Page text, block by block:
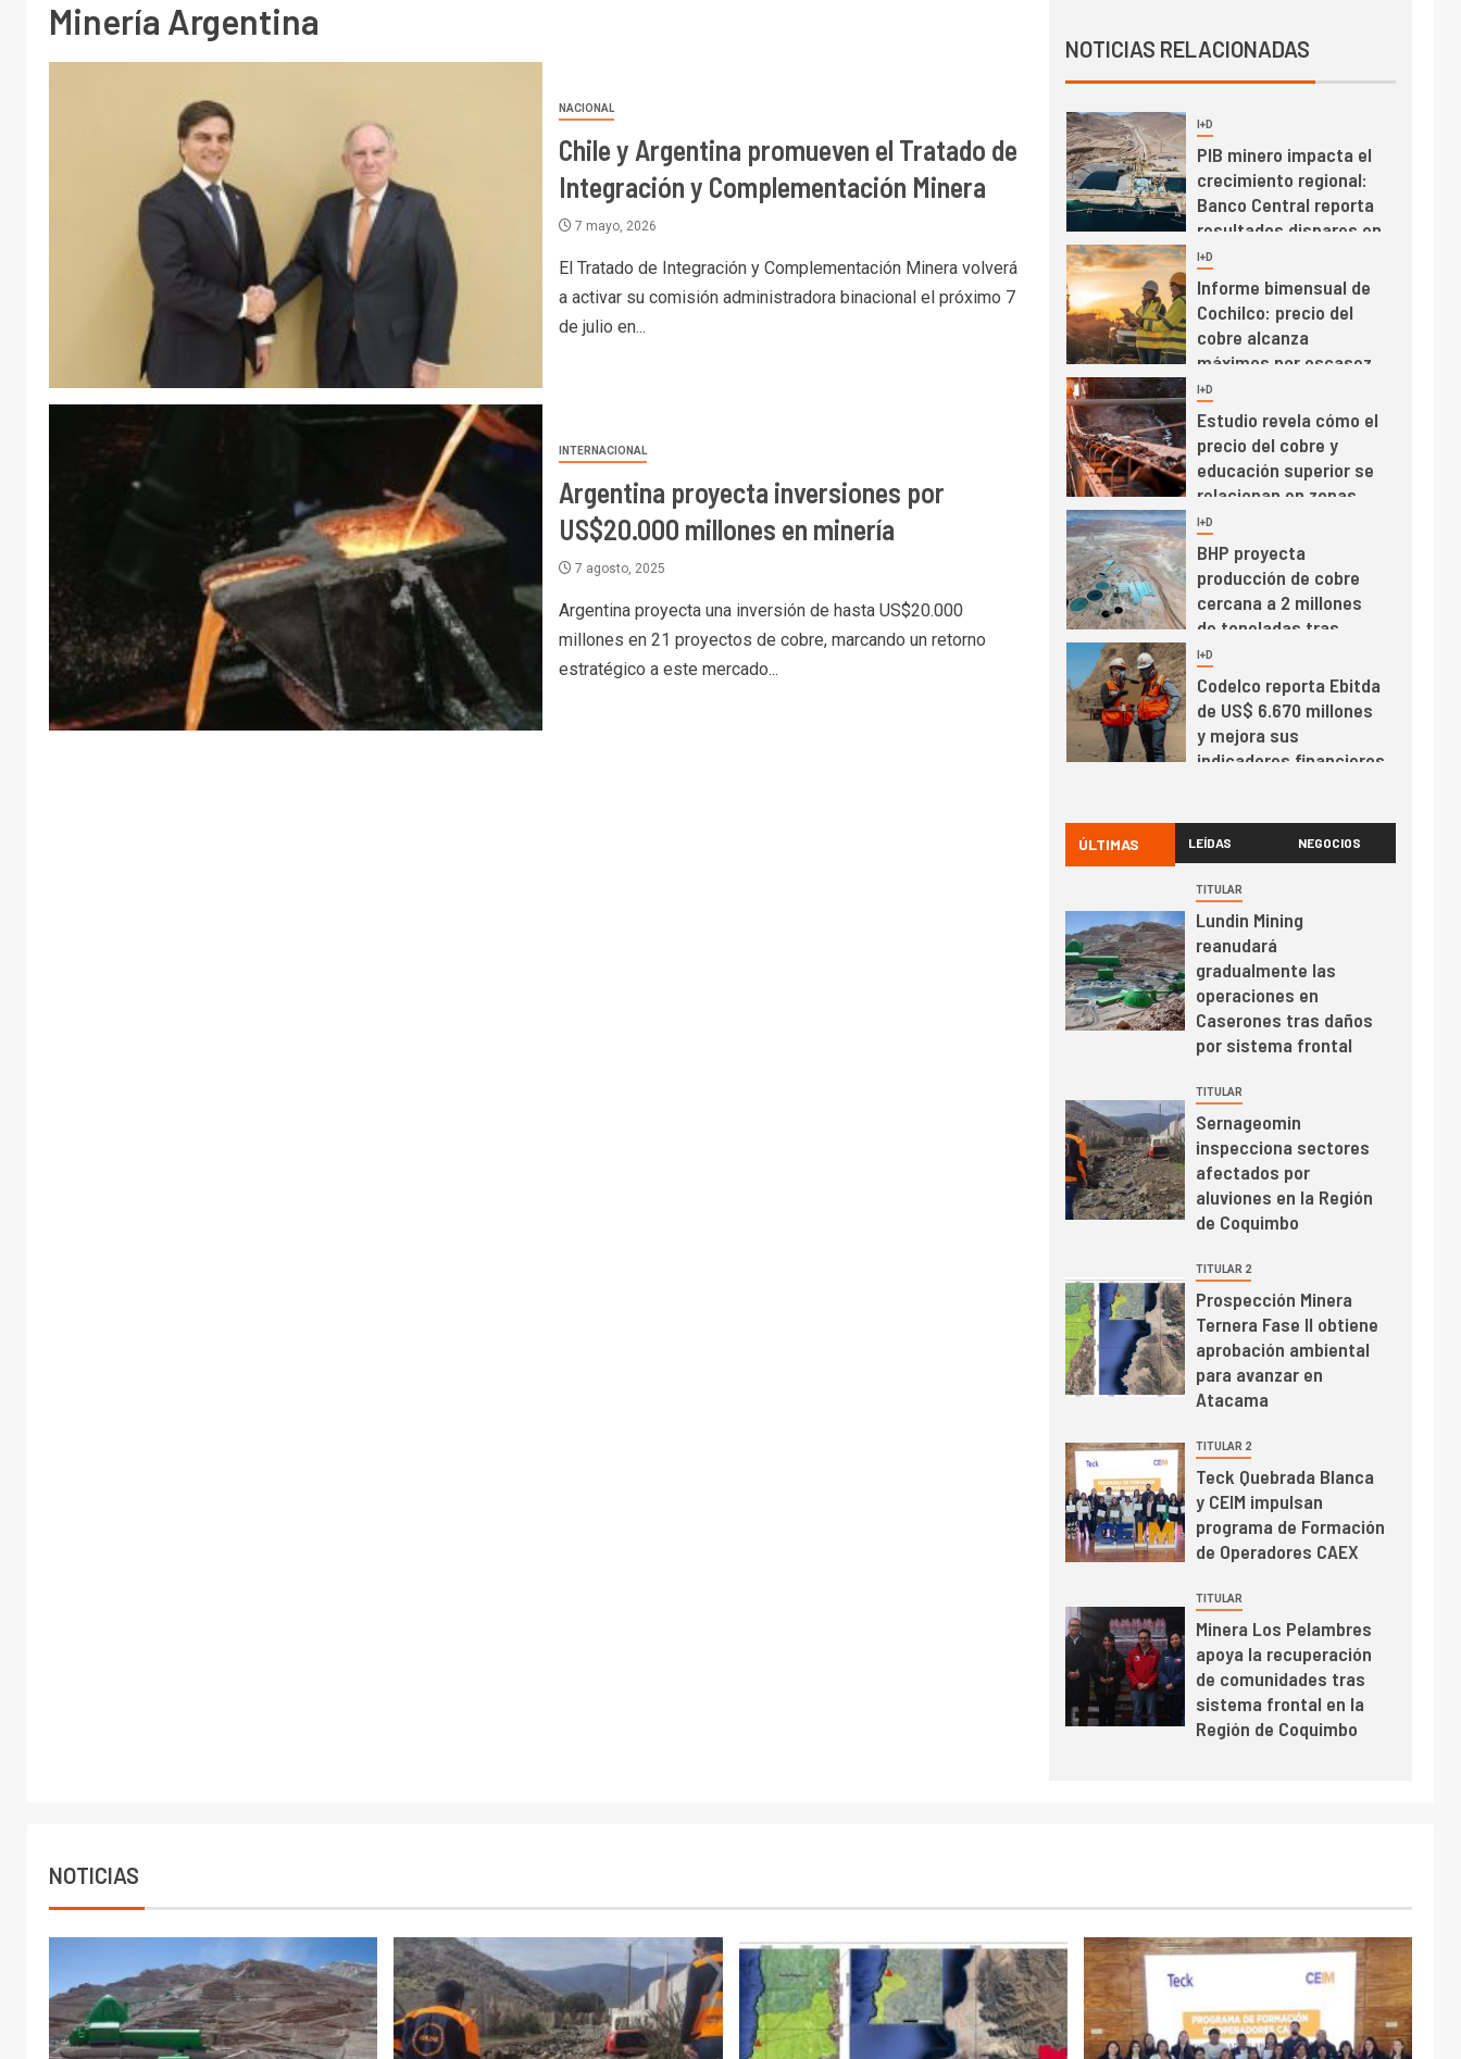
Minería Argentina
NACIONAL
Chile y Argentina promueven el Tratado de
Integración y Complementación Minera
7 mayo, 2026
El Tratado de Integración y Complementación Minera volverá
a activar su comisión administradora binacional el próximo 7
de julio en...
INTERNACIONAL
Argentina proyecta inversiones por
US$20.000 millones en minería
7 agosto, 2025
Argentina proyecta una inversión de hasta US$20.000
millones en 21 proyectos de cobre, marcando un retorno
estratégico a este mercado...
NOTICIAS RELACIONADAS
mayo de 2026 cae
10,6%
3 I+D
PIB minero impacta el
crecimiento regional:
Banco Central reporta
resultados dispares en
el primer trimestre
4 I+D
Informe bimensual de
Cochilco: precio del
cobre alcanza
máximos por escasez
de concentrados
5 I+D
Estudio revela cómo el
precio del cobre y
educación superior se
relacionan en zonas
mineras
6 I+D
BHP proyecta
producción de cobre
cercana a 2 millones
de toneladas tras
récord en Escondida
I+D
Codelco reporta Ebitda
de US$ 6.670 millones
y mejora sus
indicadores financieros
Codelco Ventanas
prueba camión 100%
eléctrico para
transportar cátodos al
Puerto de San Antonio
2 I+D
Producción minera en
mayo de 2026 cae
10,6%
I+D
PIB minero impacta el
crecimiento regional:
Banco Central reporta
resultados dispares en
el primer trimestre
4
Informe bimensual de
Cochilco: precio del
cobre alcanza
máximos por escasez
de concentrados
5 I+D
Estudio revela cómo el
precio del cobre y
educación superior se
mineras
6 I+D
BHP proyecta
producción de cobre
cercana a 2 millones
de toneladas tras
Codelco reporta Ebitda
de US$ 6.670 millones
y mejora sus
indicadores financieros
ÚLTIMAS LEÍDAS NEGOCIOS
TITULAR
Lundin Mining
reanudará
gradualmente las
operaciones en
Caserones tras daños
por sistema frontal
TITULAR
Sernageomin
inspecciona sectores
afectados por
aluviones en la Región
de Coquimbo
TITULAR 2
Prospección Minera
Ternera Fase II obtiene
aprobación ambiental
para avanzar en
Atacama
TITULAR 2
Teck Quebrada Blanca
y CEIM impulsan
programa de Formación
de Operadores CAEX
TITULAR
Minera Los Pelambres
apoya la recuperación
de comunidades tras
sistema frontal en la
Región de Coquimbo
NOTICIAS